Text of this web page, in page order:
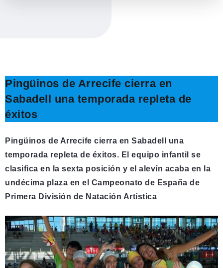
Pingüinos de Arrecife cierra en
Sabadell una temporada repleta de
éxitos
Pingüinos de Arrecife cierra en Sabadell una
temporada repleta de éxitos. El equipo infantil se
clasifica en la sexta posición y el alevín acaba en la
undécima plaza en el Campeonato de España de
Primera División de Natación Artística